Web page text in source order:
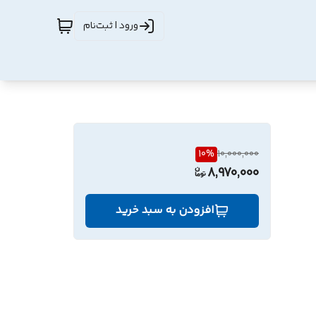
ورود | ثبت‌نام
10,000,000
10%
8,970,000
افزودن به سبد خرید